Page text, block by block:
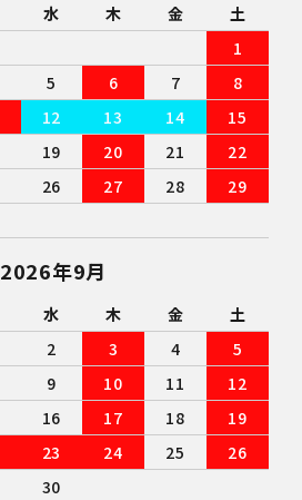
水 木 金
土
1
5 6 7
8
12 13 14
15
19 20 21
22
26 27 28
29
2026年9月
水 木 金
土
2 3 4
5
9 10 11
12
16 17 18
19
23 24 25
26
30